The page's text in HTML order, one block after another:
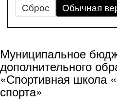
Сброс
Обычная
Муниципальное
дополнительного
«Спортивная школа
спорта»